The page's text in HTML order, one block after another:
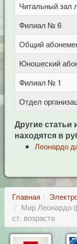
Читальный зал
Филиал № 6
Общий
Юношеский
Филиал № 1
Отдел
Другие статьи
находятся в
Леонардо
Главная
Мир Леонардо
ст. возраста